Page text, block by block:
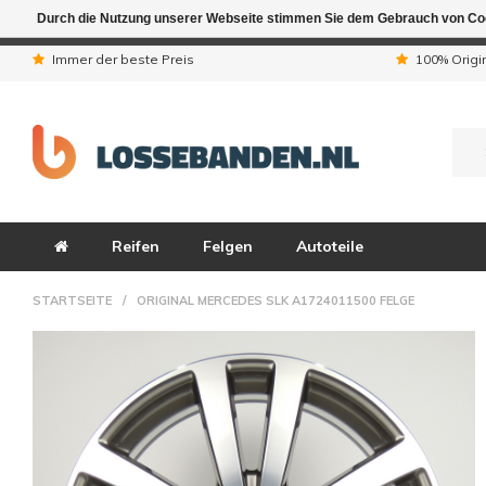
Immer der beste Preis 100%
Reifen Felgen Autoteile
STARTSEITE / ORIGINAL MERCEDES SLK A1724011500 FELGE
Durch die Nutzung unserer Webseite stimmen Sie dem Gebrauch von
Aufgrund der